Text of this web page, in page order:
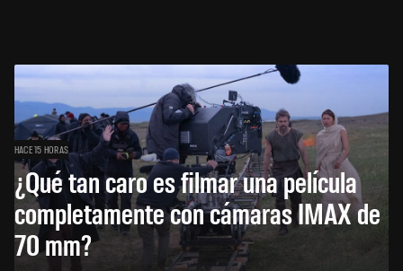
HACE 15 HORAS
¿Qué tan caro es filmar una película
completamente con cámaras IMAX de
70 mm?